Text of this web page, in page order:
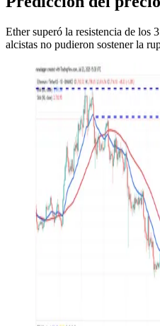
Ether superó la resistencia de los
alcistas no pudieron sostener la